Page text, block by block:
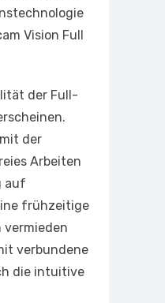
Vision Full
der Full-
der
Arbeiten
auf
frühzeitige
vermieden
verbundene
die intuitive